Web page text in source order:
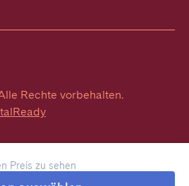
Preis zu sehen
Rechte vorbehalten.